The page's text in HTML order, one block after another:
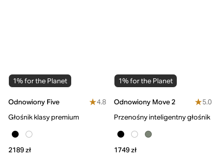
1% for the Planet
Odnowiony Five
4.8
Głośnik klasy premium
2189 zł
1% for the Planet
Odnowiony Move 2
5.0
Przenośny inteligentny głośnik
1749 zł